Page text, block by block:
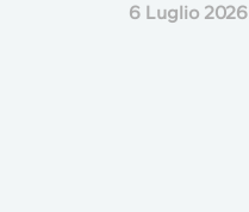
6 Luglio 2026